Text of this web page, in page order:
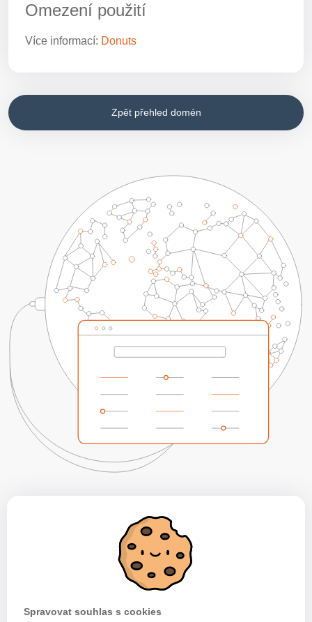
Omezení použití
Více informací: Donuts
Zpět přehled domén
Spravovat souhlas s cookies